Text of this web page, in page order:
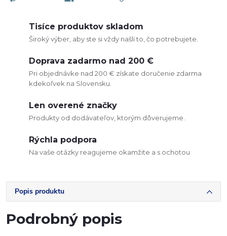
Tisíce produktov skladom
Široký výber, aby ste si vždy našli to, čo potrebujete.
Doprava zadarmo nad 200 €
Pri objednávke nad 200 € získate doručenie zdarma
kdekoľvek na Slovensku.
Len overené značky
Produkty od dodávateľov, ktorým dôverujeme.
Rýchla podpora
Na vaše otázky reagujeme okamžite a s ochotou
Popis produktu
Podrobný popis